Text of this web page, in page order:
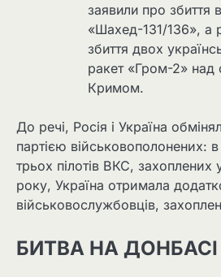
заявили про
«Шахед-131/136», а
збиття двох
ракет «Гром-2» над
Кримом.
До речі, Росія і Україна
партією військовополонених:
трьох пілотів ВКС, захоплених
року, Україна отримала
військовослужбовців,
БИТВА НА ДОНБАСІ